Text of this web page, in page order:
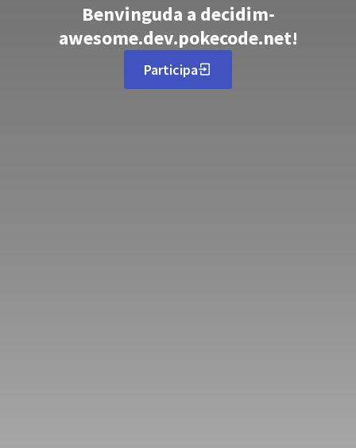
Benvinguda a decidim-
awesome.dev.pokecode.net!
Participa